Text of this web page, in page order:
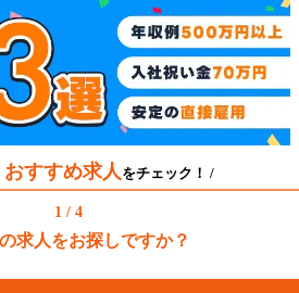
おすすめ求人 をチェック！ /
1 / 4
求人をお探しですか？